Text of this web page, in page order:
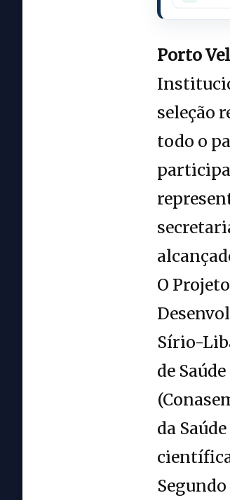
Porto
seleção
todo o
O
Sírio-
de
da